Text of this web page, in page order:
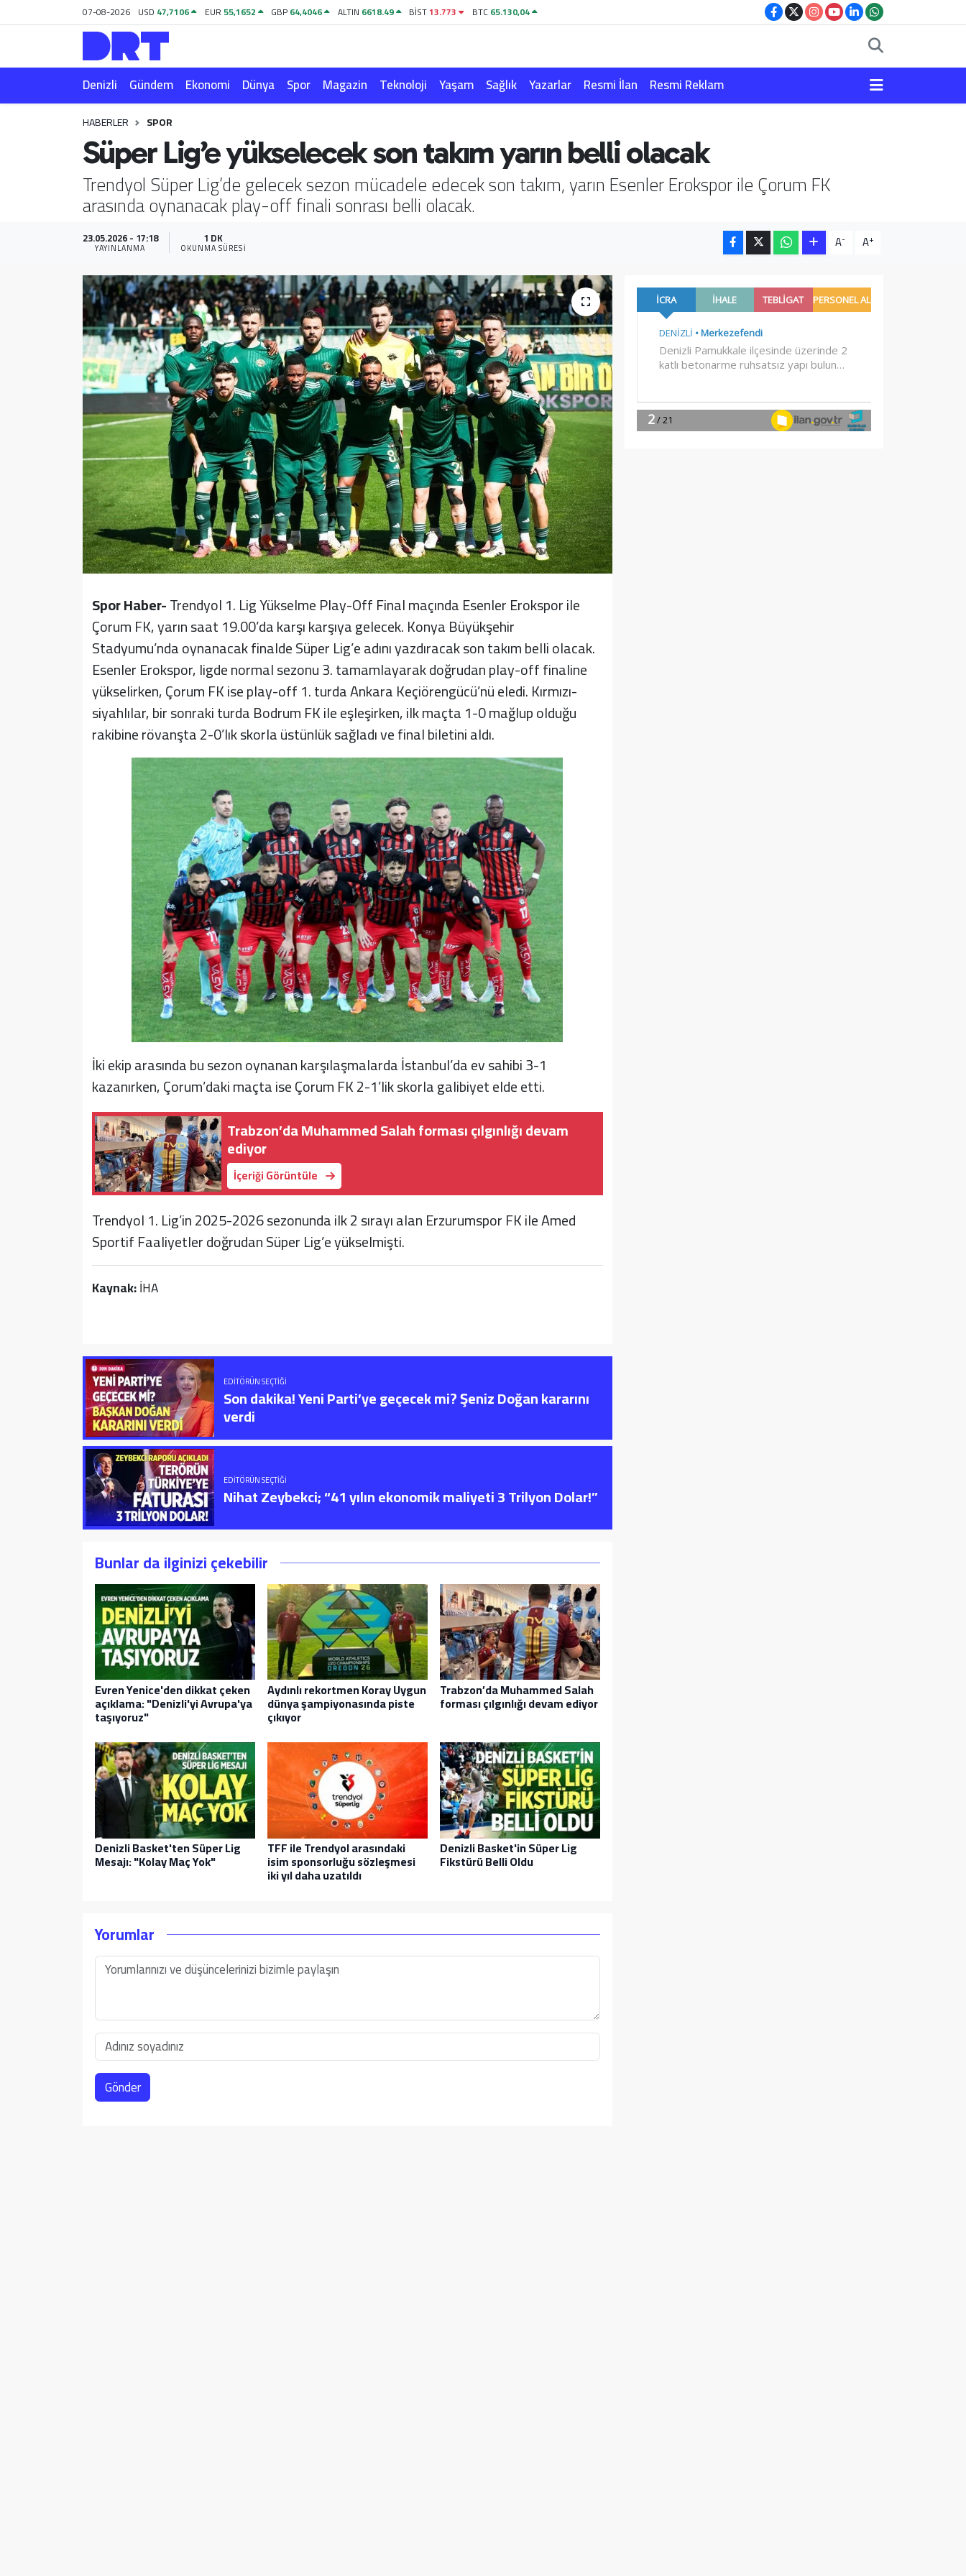
07-08-2026 USD 47,7106 EUR55,1652 GBP64,4046 ALTIN 6618.49 BİST13.773 BTC65.130,04
Denizli Gündem Ekonomi Dünya Spor Magazin Teknoloji Yaşam Sağlık Yazarlar Resmi İlan Resmi Reklam
HABERLER SPOR
Süper Lig’e yükselecek son takım yarın belli olacak
Trendyol Süper Lig’de gelecek sezon mücadele edecek son takım, yarın Esenler Erokspor ile Çorum FK
arasında oynanacak play-off finali sonrası belli olacak.
23.05.2026 - 17:18
YAYINLANMA
1 DK
OKUNMA SÜRESI A- A+
Spor Haber-Trendyol 1. Lig Yükselme Play-Off Final maçında Esenler Erokspor ile
Çorum FK, yarın saat 19.00’da karşı karşıya gelecek. Konya Büyükşehir
Stadyumu’nda oynanacak finalde Süper Lig’e adını yazdıracak son takım belli olacak.
Esenler Erokspor, ligde normal sezonu 3. tamamlayarak doğrudan play-off finaline
yükselirken, Çorum FK ise play-off 1. turda Ankara Keçiörengücü’nü eledi. Kırmızı-
siyahlılar, bir sonraki turda Bodrum FK ile eşleşirken, ilk maçta 1-0 mağlup olduğu
rakibine rövanşta 2-0’lık skorla üstünlük sağladı ve final biletini aldı.
İki ekip arasında bu sezon oynanan karşılaşmalarda İstanbul’da ev sahibi 3-1
kazanırken, Çorum’daki maçta ise Çorum FK 2-1’lik skorla galibiyet elde etti.
Trabzon’da Muhammed Salah forması çılgınlığı devam
ediyor
İçeriği Görüntüle
Trendyol 1. Lig’in 2025-2026 sezonunda ilk 2 sırayı alan Erzurumspor FK ile Amed
Sportif Faaliyetler doğrudan Süper Lig’e yükselmişti.
Kaynak:İHA
EDITÖRÜN SEÇTIĞI
Son dakika! Yeni Parti’ye geçecek mi? Şeniz Doğan kararını
verdi
EDITÖRÜN SEÇTIĞI
Nihat Zeybekci; “41 yılın ekonomik maliyeti 3 Trilyon Dolar!”
Bunlar da ilginizi çekebilir
Evren Yenice'den dikkat çeken
açıklama: "Denizli'yi Avrupa'ya
taşıyoruz"
Aydınlı rekortmen Koray Uygun
dünya şampiyonasında piste
çıkıyor
Trabzon’da Muhammed Salah
forması çılgınlığı devam ediyor
Denizli Basket'ten Süper Lig
Mesajı: "Kolay Maç Yok"
TFF ile Trendyol arasındaki
isim sponsorluğu sözleşmesi
iki yıl daha uzatıldı
Denizli Basket'in Süper Lig
Fikstürü Belli Oldu
Yorumlar
Gönder
Gündem
Ekonomi
Magazin
Teknoloji
Yazarlar
Resmi İlan
Resmi Reklam
Hava Durumu
Trafik Durumu
Puan Durumu ve Fikstür
Tüm Manşetler
Son Dakika Haberleri
Haber Arşivi